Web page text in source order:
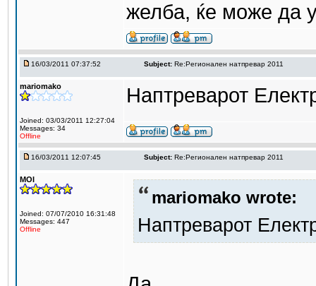
желба, ќе може да
16/03/2011 07:37:52 Subject: Re:Регионален натпревар 2011
mariomako
Joined: 03/03/2011 12:27:04
Messages: 34
Offline
Наптреварот
16/03/2011 12:07:45 Subject: Re:Регионален натпревар 2011
MOI
Joined: 07/07/2010 16:31:48
Messages: 447
Offline
mariomako wrote:
Наптреварот